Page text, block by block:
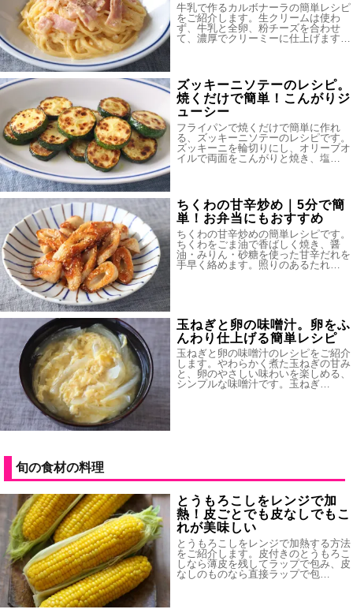
牛乳で作るカルボナーラの簡単レシピ
をご紹介します。生クリームは使わ
ず、牛乳と全卵、粉チーズを合わせ
て、濃厚でクリーミーに仕上げます…
ズッキーニソテーのレシピ。
焼くだけで簡単！こんがりジ
ューシー
フライパンで焼くだけで簡単に作れ
る、ズッキーニソテーのレシピです。
ズッキーニを輪切りにし、オリーブオ
イルで両面をこんがりと焼き、塩…
ちくわの甘辛炒め｜5分で簡
単！お弁当にもおすすめ
ちくわの甘辛炒めの簡単レシピです。
ちくわをごま油で香ばしく焼き、醤
油・みりん・砂糖を使った甘辛だれを
手早く絡めます。照りのあるたれ…
玉ねぎと卵の味噌汁。卵をふ
んわり仕上げる簡単レシピ
玉ねぎと卵の味噌汁のレシピをご紹介
します。やわらかく煮た玉ねぎの甘み
と、卵のやさしい味わいを楽しめる、
シンプルな味噌汁です。玉ねぎ…
旬の食材の料理
とうもろこしをレンジで加
熱！皮ごとでも皮なしでもこ
れが美味しい
とうもろこしをレンジで加熱する方法
をご紹介します。皮付きのとうもろこ
しなら薄皮を残してラップで包み、皮
なしのものなら直接ラップで包…